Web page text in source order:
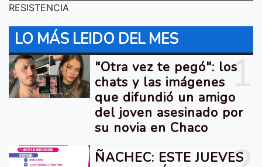
RESISTENCIA
LO MÁS LEIDO DEL MES
1
"Otra vez te pegó": los
chats y las imágenes
que difundió un amigo
del joven asesinado por
su novia en Chaco
ÑACHEC: ESTE JUEVES